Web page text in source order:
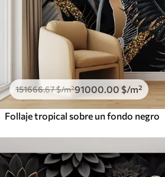
151666.67$/m²91000.00 $/m²
Follaje tropical sobre un fondo negro